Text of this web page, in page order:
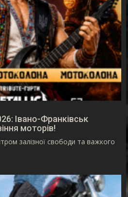
Івано-Франківськ
моторів!
залізної свободи та важкого